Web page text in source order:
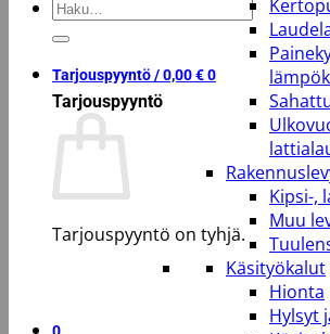
Etsi:
Tarjouspyyntö /0,00€0
Tarjouspyyntö
Tarjouspyyntö on tyhjä.
Kipsi-,
Muu
Käsityökalut
Hionta
Hylsyt